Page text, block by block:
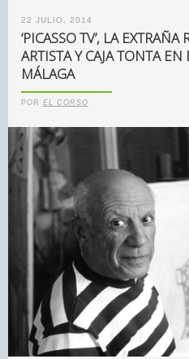
22 JULIO, 2014
‘PICASSO TV’, LA
ARTISTA Y CAJA TONTA
MÁLAGA
POR EL CORSO